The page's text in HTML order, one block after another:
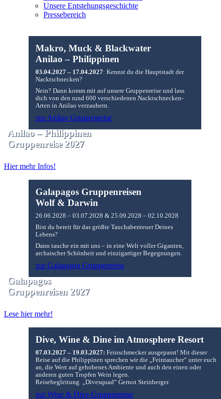
Unsere Entstehungsgeschichte
Pressebereich
Makro, Muck & Blackwater
Anilao – Philippinen
03.04.2027 – 17.04.2027: Kennst du die Hauptstadt der
Nacktschnecken?
Nein? Dann komm mit auf unsere Gruppenreise und lass
dich von den rund 600 verschiedenen Nacktschnecken-
Arten in Anilao verzaubern.
zur Anilao Gruppenreise
Anilao – Philippinen
Gruppenreise 2027
Hier mehr Infos!
Galapagos Gruppenreisen
Wolf & Darwin
26.06.2028 – 03.07.2028 & 25.09.2028 – 02.10.2028
Bist du bereit für das größte Tauchabenteuer Deines
Lebens?
Dann tauche ein mit uns – in eine Welt voller Giganten,
archaischer Schönheit und einzigartiger Begegnungen.
zur Galapagos Gruppenreise
Galapagos
Gruppenreisen 2027
Lese hier mehr!
Dive, Wine & Dine im Atmosphere Resort
07.03.2027 – 19.03.2027: Feinschmecker ausgepasst! Mit dieser
Reise auf die Philippinen sprechen wir die „Feintaucher“ unter euch
an, die Wert auf gehobenes Ambiente und auch den einen oder
anderen guten Tropfen Wein legen.
Reisebegleitung „Divesquad“ Gernot Steinberger.
zur Wine & Dive-Gruppenreise